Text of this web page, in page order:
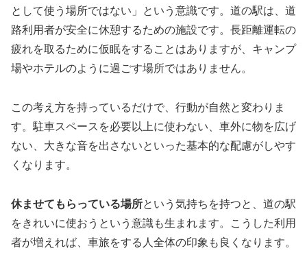
として使う場所ではない」という意識です。道の駅は、道
路利用者が安全に休憩するための施設です。長距離運転の
疲れを取るために仮眠をすることはありますが、キャンプ
場やホテルのように過ごす場所ではありません。
この考え方を持っているだけで、行動が自然と変わりま
す。駐車スペースを必要以上に使わない、車外に物を広げ
ない、大きな音を出さないといった基本的な配慮がしやす
くなります。
休ませてもらっている場所という気持ちを持つと、道の駅
をきれいに使おうという意識も生まれます。こうした利用
者が増えれば、車旅をする人全体の印象も良くなります。